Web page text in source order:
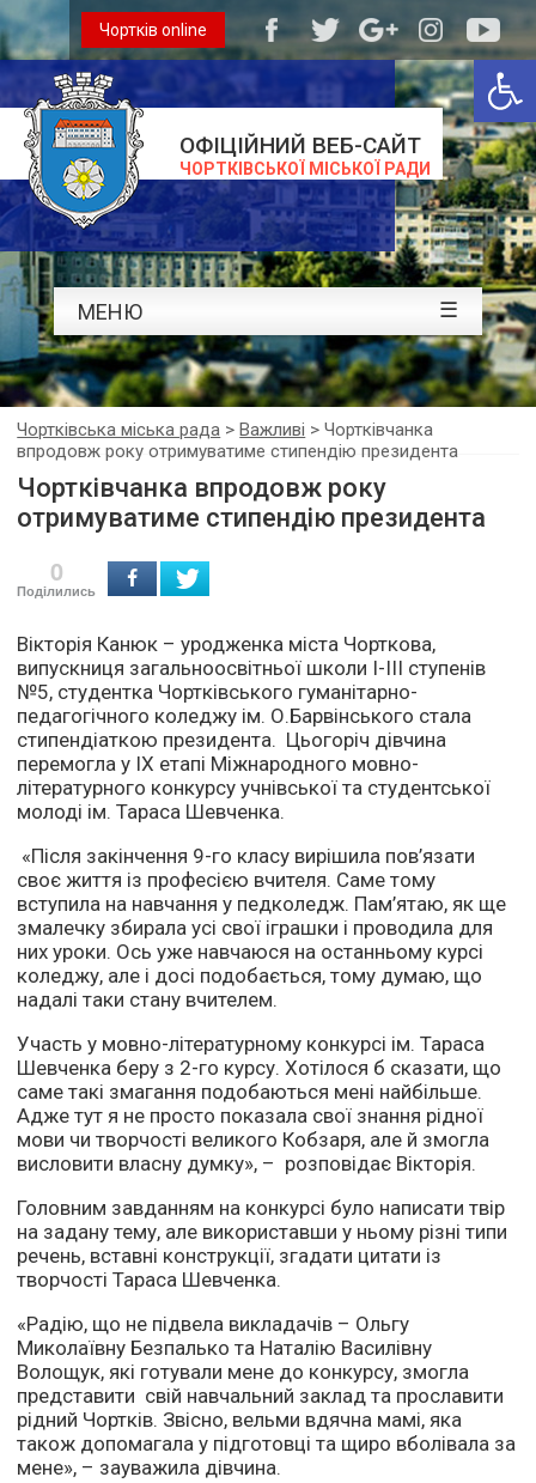
ОФІЦІЙНИЙ ВЕБ-САЙТ
ЧОРТКІВСЬКОЇ МІСЬКОЇ РАДИ
Чортків online
МЕНЮ ☰
Чортківська міська рада >Важливі >Чортківчанка
впродовж року отримуватиме стипендію президента
Чортківчанка впродовж року
отримуватиме стипендію президента
0
Поділились
Вікторія Канюк – уродженка міста Чорткова,
випускниця загальноосвітньої школи І-ІІІ ступенів
№5, студентка Чортківського гуманітарно-
педагогічного коледжу ім. О.Барвінського стала
стипендіаткою президента. Цьогоріч дівчина
перемогла у ІХ етапі Міжнародного мовно-
літературного конкурсу учнівської та студентської
молоді ім. Тараса Шевченка.
«Після закінчення 9-го класу вирішила пов’язати
своє життя із професією вчителя. Саме тому
вступила на навчання у педколедж. Пам’ятаю, як ще
змалечку збирала усі свої іграшки і проводила для
них уроки. Ось уже навчаюся на останньому курсі
коледжу, але і досі подобається, тому думаю, що
надалі таки стану вчителем.
Участь у мовно-літературному конкурсі ім. Тараса
Шевченка беру з 2-го курсу. Хотілося б сказати, що
саме такі змагання подобаються мені найбільше.
Адже тут я не просто показала свої знання рідної
мови чи творчості великого Кобзаря, але й змогла
висловити власну думку», – розповідає Вікторія.
Головним завданням на конкурсі було написати твір
на задану тему, але використавши у ньому різні типи
речень, вставні конструкції, згадати цитати із
творчості Тараса Шевченка.
«Радію, що не підвела викладачів – Ольгу
Миколаївну Безпалько та Наталію Василівну
Волощук, які готували мене до конкурсу, змогла
представити свій навчальний заклад та прославити
рідний Чортків. Звісно, вельми вдячна мамі, яка
також допомагала у підготовці та щиро вболівала за
мене», – зауважила дівчина.